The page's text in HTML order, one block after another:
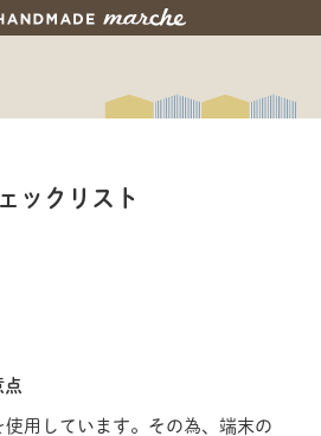
ックリスト
用しています。その為、端末の